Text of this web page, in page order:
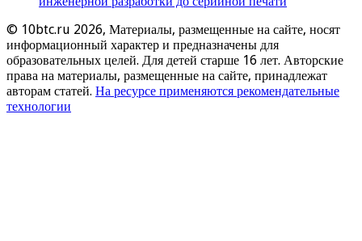
© 10btc.ru 2026, Материалы, размещенные на сайте, носят
информационный характер и предназначены для
образовательных целей. Для детей старше 16 лет. Авторские
права на материалы, размещенные на сайте, принадлежат
авторам статей. На ресурсе применяются рекомендательные
технологии